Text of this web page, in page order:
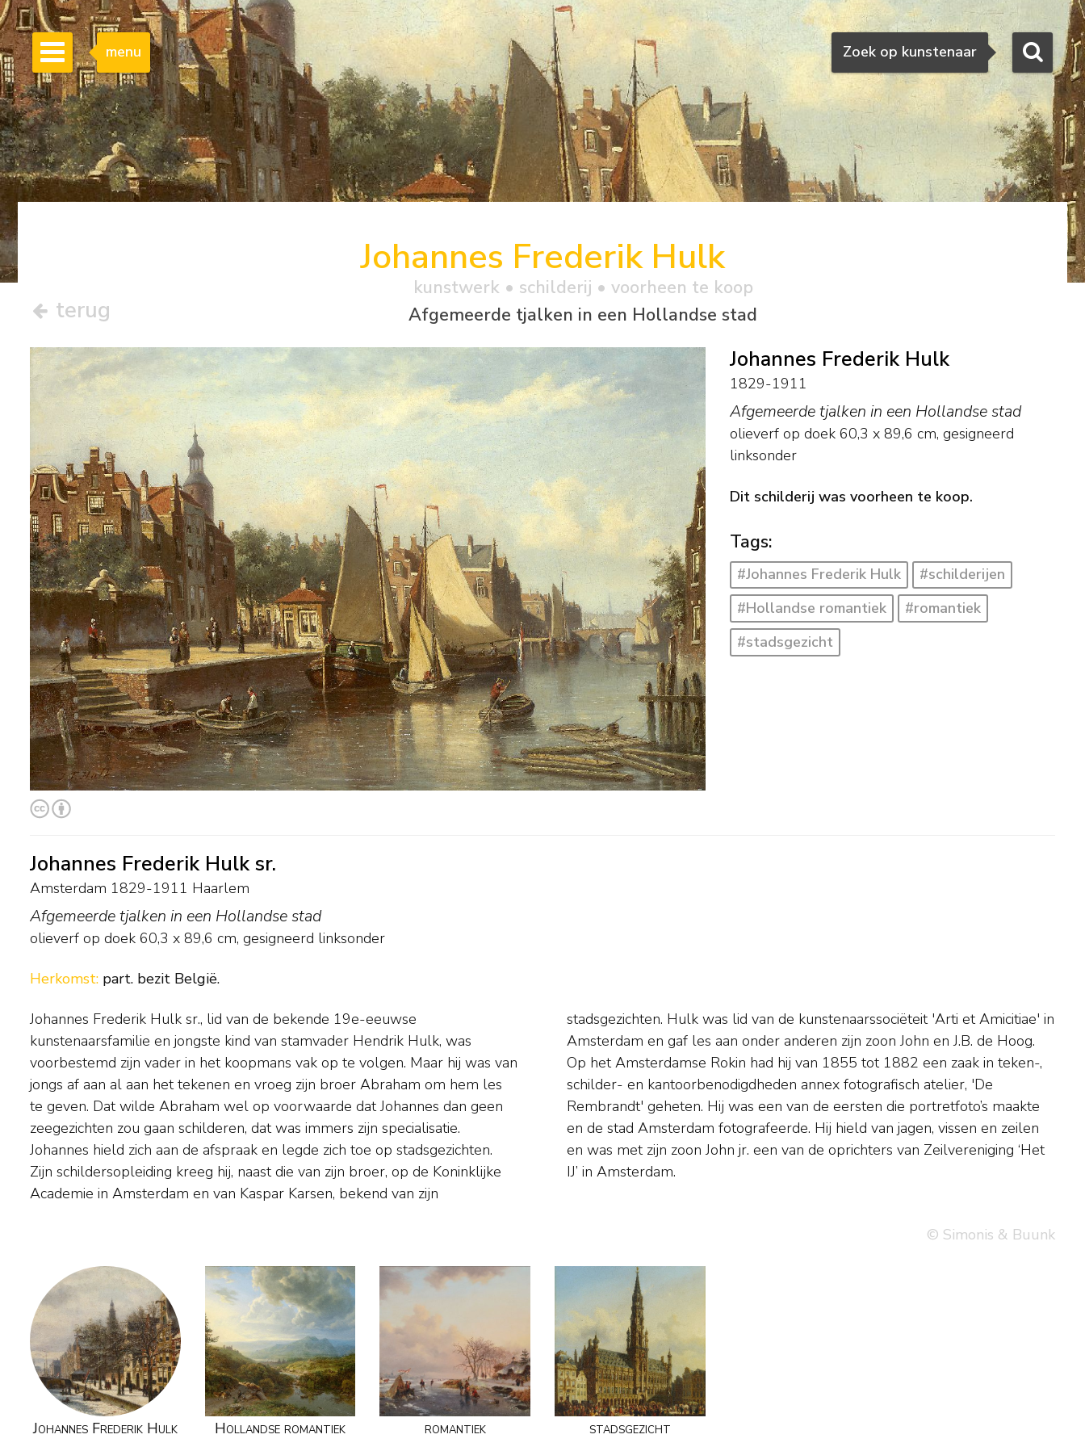
Zoeken
Zoek op kunstenaar
menu
terug
Johannes Frederik Hulk
kunstwerk • schilderij • voorheen te koop
Afgemeerde tjalken in een Hollandse stad
Johannes Frederik Hulk
1829-1911
Afgemeerde tjalken in een Hollandse stad
olieverf op doek 60,3 x 89,6 cm, gesigneerd
linksonder
Dit schilderij was voorheen te koop.
Tags:
#Johannes Frederik Hulk
#schilderijen
#Hollandse romantiek
#romantiek
#stadsgezicht
Johannes Frederik Hulk sr.
Amsterdam 1829-1911 Haarlem
Afgemeerde tjalken in een Hollandse stad
olieverf op doek 60,3 x 89,6 cm, gesigneerd linksonder
Herkomst: part. bezit België.
Johannes Frederik Hulk sr., lid van de bekende 19e-eeuwse
kunstenaarsfamilie en jongste kind van stamvader Hendrik Hulk, was
voorbestemd zijn vader in het koopmans vak op te volgen. Maar hij was van
jongs af aan al aan het tekenen en vroeg zijn broer Abraham om hem les
te geven. Dat wilde Abraham wel op voorwaarde dat Johannes dan geen
zeegezichten zou gaan schilderen, dat was immers zijn specialisatie.
Johannes hield zich aan de afspraak en legde zich toe op stadsgezichten.
Zijn schildersopleiding kreeg hij, naast die van zijn broer, op de Koninklijke
Academie in Amsterdam en van Kaspar Karsen, bekend van zijn
stadsgezichten. Hulk was lid van de kunstenaarssociëteit 'Arti et Amicitiae' in
Amsterdam en gaf les aan onder anderen zijn zoon John en J.B. de Hoog.
Op het Amsterdamse Rokin had hij van 1855 tot 1882 een zaak in teken-,
schilder- en kantoorbenodigdheden annex fotografisch atelier, 'De
Rembrandt' geheten. Hij was een van de eersten die portretfoto’s maakte
en de stad Amsterdam fotografeerde. Hij hield van jagen, vissen en zeilen
en was met zijn zoon John jr. een van de oprichters van Zeilvereniging ‘Het
IJ’ in Amsterdam.
© Simonis & Buunk
Johannes Frederik Hulk Hollandse romantiek romantiek stadsgezicht